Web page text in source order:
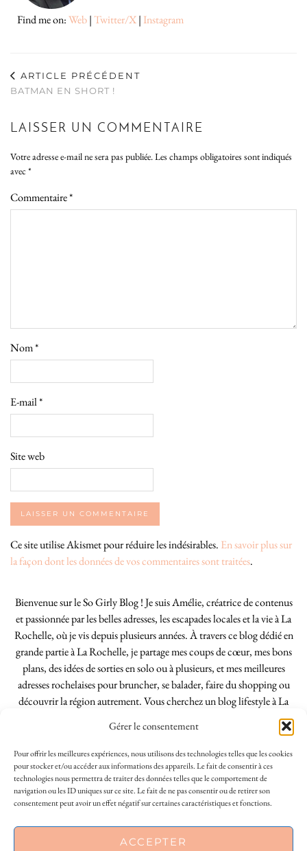
This site uses cookies to deliver its services
Gérer le consentement
Pour offrir les meilleures expériences, nous utilisons des technologies telles que les cookies
pour stocker et/ou accéder aux informations des appareils. Le fait de consentir à ces
technologies nous permettra de traiter des données telles que le comportement de
navigation ou les ID uniques sur ce site. Le fait de ne pas consentir ou de retirer son
consentement peut avoir un effet négatif sur certaines caractéristiques et fonctions.
ACCEPTER
Find me on:Web|Twitter/X| Instagram
ARTICLE PRÉCÉDENT
BATMAN EN SHORT !
LAISSER UN COMMENTAIRE
Votre adresse e-mail ne sera pas publiée.Les champs obligatoires sont indiqués
avec *
Commentaire*
Nom*
E-mail*
Site web
Ce site utilise Akismet pour réduire les indésirables. En savoir plus sur
la façon dont les données de vos commentaires sont traitées.
Bienvenue sur le So Girly Blog ! Je suis Amélie, créatrice de contenus
et passionnée par les belles adresses, les escapades locales et la vie à La
Rochelle, où je vis depuis plusieurs années. À travers ce blog dédié en
grande partie à La Rochelle, je partage mes coups de cœur, mes bons
plans, des idées de sorties en solo ou à plusieurs, et mes meilleures
adresses rochelaises pour bruncher, se balader, faire du shopping ou
découvrir la région autrement. Vous cherchez un blog lifestyle à La
Rochelle, tenu par une locale ? Vous êtes au bon endroit. Que vous
soyez Rochelais·e ou de passage dans notre belle ville, j’espère que mes
articles vous aideront à profiter de La Rochelle comme un·e vrai·e
initié·e. !
FACEBOOK | 18200